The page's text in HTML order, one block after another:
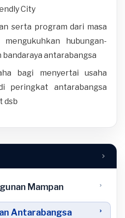
Mampan
Antarabangsa
City
serta program dari masa
hubungan-
bandaraya antarabangsa
bagi menyertai usaha
peringkat antarabangsa
dsb